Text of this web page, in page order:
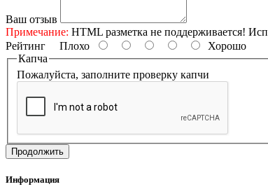
Ваш отзыв
Примечание: HTML разметка не поддерживается!
Рейтинг Плохо
Хорошо
Капча
Пожалуйста, заполните проверку капчи
Продолжить
Информация